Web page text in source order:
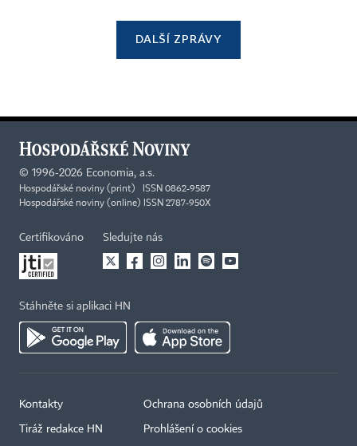
DALŠÍ ZPRÁVY
© 1996-2026 Economia, a.s.
Hospodářské noviny (print) ISSN 0862-9587
Hospodářské noviny (online) ISSN 2787-950X
Certifikováno Sledujte nás
Stáhněte si aplikaci HN
Kontakty
Tiráž redakce HN
Ochrana osobních údajů
Prohlášení o cookies